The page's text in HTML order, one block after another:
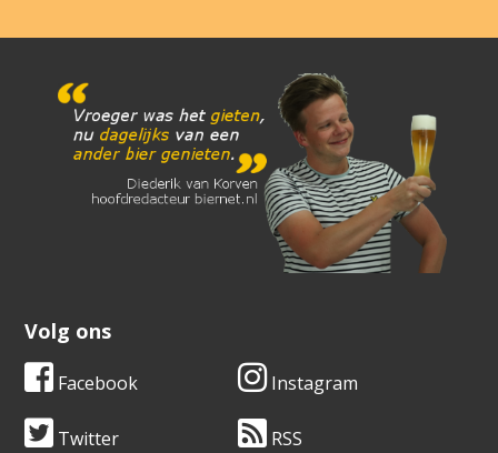
Volg ons
Facebook Instagram
Twitter RSS